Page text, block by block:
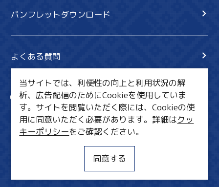
パンフレットダウンロード
よくある質問
サイト内検索
共有
行きたいリスト
MICE・教育・観光事業者の皆様へ
当サイトでは、利便性の向上と利用状況の解
析、広告配信のためにCookieを使用していま
す。サイトを閲覧いただく際には、Cookieの使
用に同意いただく必要があります。詳細はクッ
キーポリシーをご確認ください。
同意する